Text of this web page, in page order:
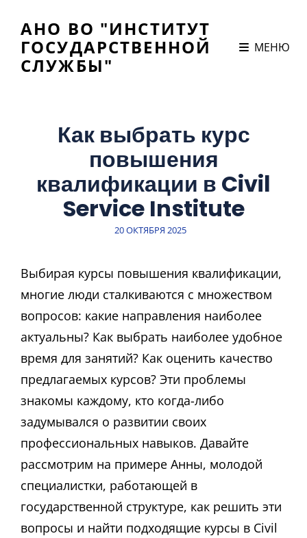
АНО ВО "ИНСТИТУТ
ГОСУДАРСТВЕННОЙ
СЛУЖБЫ"
МЕНЮ
Как выбрать курс
повышения
квалификации в Civil
Service Institute
ЗАПИСЬ
20 ОКТЯБРЯ 2025
Выбирая курсы повышения квалификации,
многие люди сталкиваются с множеством
вопросов: какие направления наиболее
актуальны? Как выбрать наиболее удобное
время для занятий? Как оценить качество
предлагаемых курсов? Эти проблемы
знакомы каждому, кто когда-либо
задумывался о развитии своих
профессиональных навыков. Давайте
рассмотрим на примере Анны, молодой
специалистки, работающей в
государственной структуре, как решить эти
вопросы и найти подходящие курсы в Civil